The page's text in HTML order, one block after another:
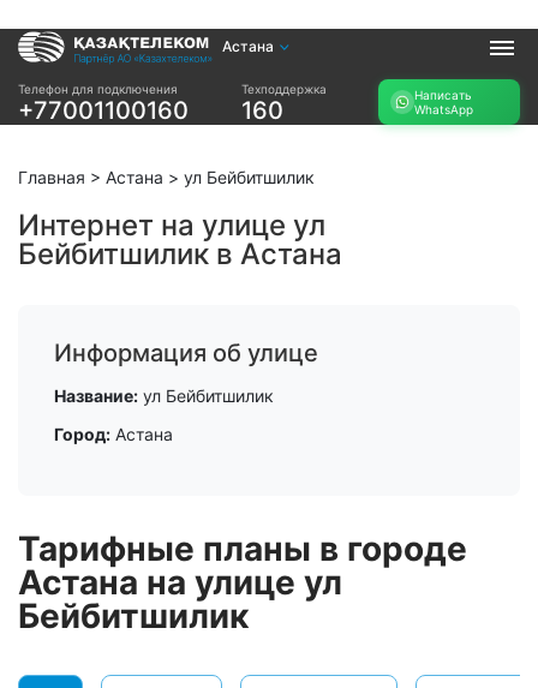
Астана
Телефон для подключения
+77001100160
Техподдержка
160
Написать
WhatsApp
Услуги
Интернет и ТВ в
Интернет и ТВ в
Интернет в офис
Прочее
возможность
названию ЖК
подбор тарифа
Подключиться к
Главная > Астана > ул Бейбитшилик
Интернет на улице ул
Бейбитшилик в Астана
Информация об улице
Название: ул Бейбитшилик
Город: Астана
Тарифные планы в городе
Астана на улице ул
Бейбитшилик